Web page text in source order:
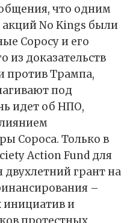
что одним
No Kings были
Соросу и его
из доказательств
против Трампа,
под
идет об НПО,
Сороса. Только в
Action Fund для
грант на
–
и